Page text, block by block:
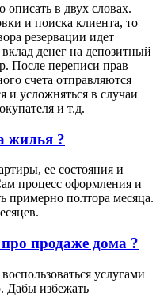
в двух словах.
и поиска клиента, то
резервации идет
денег на депозитный
После переписи прав
счета отправляются
и усложняться в случаи
и т.д.
жилья ?
ее состояния и
процесс оформления и
примерно полтора месяца.
продаже дома ?
услугами
Дабы избежать